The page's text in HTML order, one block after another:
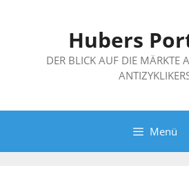
Hubers
DER BLICK AUF DIE MÄRKTE
Menü